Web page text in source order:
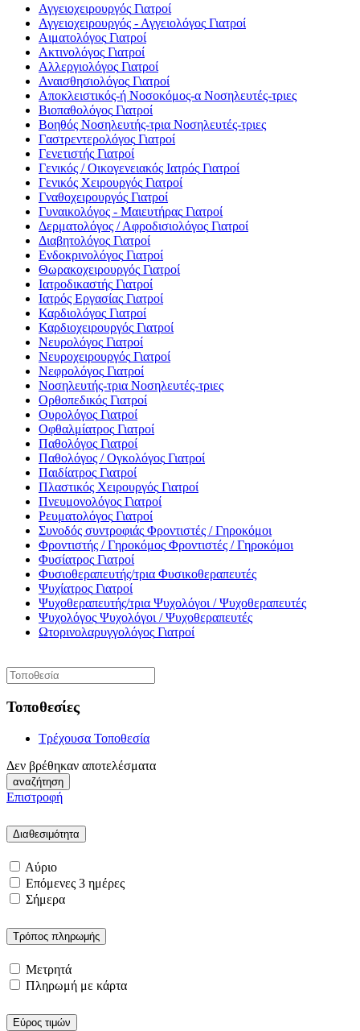
Αγγειοχειρουργός Γιατροί
Αγγειοχειρουργός - Αγγειολόγος Γιατροί
Αιματολόγος Γιατροί
Ακτινολόγος Γιατροί
Αλλεργιολόγος Γιατροί
Αναισθησιολόγος Γιατροί
Αποκλειστικός-ή Νοσοκόμος-α Νοσηλευτές-τριες
Βιοπαθολόγος Γιατροί
Βοηθός Νοσηλευτής-τρια Νοσηλευτές-τριες
Γαστρεντερολόγος Γιατροί
Γενετιστής Γιατροί
Γενικός / Οικογενειακός Ιατρός Γιατροί
Γενικός Χειρουργός Γιατροί
Γναθοχειρουργός Γιατροί
Γυναικολόγος - Μαιευτήρας Γιατροί
Δερματολόγος / Αφροδισιολόγος Γιατροί
Διαβητολόγος Γιατροί
Ενδοκρινολόγος Γιατροί
Θωρακοχειρουργός Γιατροί
Ιατροδικαστής Γιατροί
Ιατρός Εργασίας Γιατροί
Καρδιολόγος Γιατροί
Καρδιοχειρουργός Γιατροί
Νευρολόγος Γιατροί
Νευροχειρουργός Γιατροί
Νεφρολόγος Γιατροί
Νοσηλευτής-τρια Νοσηλευτές-τριες
Ορθοπεδικός Γιατροί
Ουρολόγος Γιατροί
Οφθαλμίατρος Γιατροί
Παθολόγος Γιατροί
Παθολόγος / Ογκολόγος Γιατροί
Παιδίατρος Γιατροί
Πλαστικός Χειρουργός Γιατροί
Πνευμονολόγος Γιατροί
Ρευματολόγος Γιατροί
Συνοδός συντροφιάς Φροντιστές / Γηροκόμοι
Φροντιστής / Γηροκόμος Φροντιστές / Γηροκόμοι
Φυσίατρος Γιατροί
Φυσιοθεραπευτής/τρια Φυσικοθεραπευτές
Ψυχίατρος Γιατροί
Ψυχοθεραπευτής/τρια Ψυχολόγοι / Ψυχοθεραπευτές
Ψυχολόγος Ψυχολόγοι / Ψυχοθεραπευτές
Ωτορινολαρυγγολόγος Γιατροί
Τοποθεσίες
Τρέχουσα Τοποθεσία
Δεν βρέθηκαν αποτελέσματα
αναζήτηση
Επιστροφή
Διαθεσιμότητα
Αύριο
Επόμενες 3 ημέρες
Σήμερα
Τρόπος πληρωμής
Μετρητά
Πληρωμή με κάρτα
Εύρος τιμών